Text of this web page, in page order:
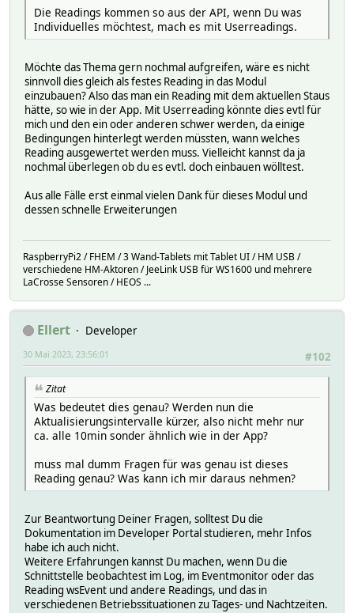
Die Readings kommen so aus der API, wenn Du was
Individuelles möchtest, mach es mit Userreadings.
Möchte das Thema gern nochmal aufgreifen, wäre es nicht
sinnvoll dies gleich als festes Reading in das Modul
einzubauen? Also das man ein Reading mit dem aktuellen Staus
hätte, so wie in der App. Mit Userreading könnte dies evtl für
mich und den ein oder anderen schwer werden, da einige
Bedingungen hinterlegt werden müssten, wann welches
Reading ausgewertet werden muss. Vielleicht kannst da ja
nochmal überlegen ob du es evtl. doch einbauen wölltest.
Aus alle Fälle erst einmal vielen Dank für dieses Modul und
dessen schnelle Erweiterungen
RaspberryPi2 / FHEM / 3 Wand-Tablets mit Tablet UI / HM USB /
verschiedene HM-Aktoren / JeeLink USB für WS1600 und mehrere
LaCrosse Sensoren / HEOS ...
Ellert
Developer
#102
30 Mai 2023, 23:56:01
Zitat
Was bedeutet dies genau? Werden nun die
Aktualisierungsintervalle kürzer, also nicht mehr nur
ca. alle 10min sonder ähnlich wie in der App?
muss mal dumm Fragen für was genau ist dieses
Reading genau? Was kann ich mir daraus nehmen?
Zur Beantwortung Deiner Fragen, solltest Du die
Dokumentation im Developer Portal studieren, mehr Infos
habe ich auch nicht.
Weitere Erfahrungen kannst Du machen, wenn Du die
Schnittstelle beobachtest im Log, im Eventmonitor oder das
Reading wsEvent und andere Readings, und das in
verschiedenen Betriebssituationen zu Tages- und Nachtzeiten.